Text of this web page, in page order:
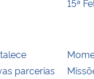
15ª
parcerias